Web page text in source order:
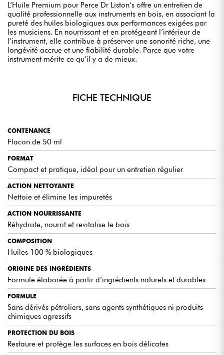
L’Huile Premium pour Perce Dr Liston’s offre un entretien de
qualité professionnelle aux instruments en bois, en associant la
pureté des huiles biologiques aux performances exigées par
les musiciens. En nourrissant et en protégeant l’intérieur de
l’instrument, elle contribue à préserver une sonorité riche, une
longévité accrue et une fiabilité durable. Parce que votre
instrument mérite ce qu’il y a de mieux.
FICHE TECHNIQUE
CONTENANCE
Flacon de 50 ml
FORMAT
Compact et pratique, idéal pour un entretien régulier
ACTION NETTOYANTE
Nettoie et élimine les impuretés
ACTION NOURRISSANTE
Réhydrate, nourrit et revitalise le bois
COMPOSITION
Huiles 100 % biologiques
ORIGINE DES INGRÉDIENTS
Formule élaborée à partir d’ingrédients naturels et durables
FORMULE
Sans dérivés pétroliers, sans agents synthétiques ni produits
chimiques agressifs
PROTECTION DU BOIS
Restaure et protège les surfaces en bois délicates